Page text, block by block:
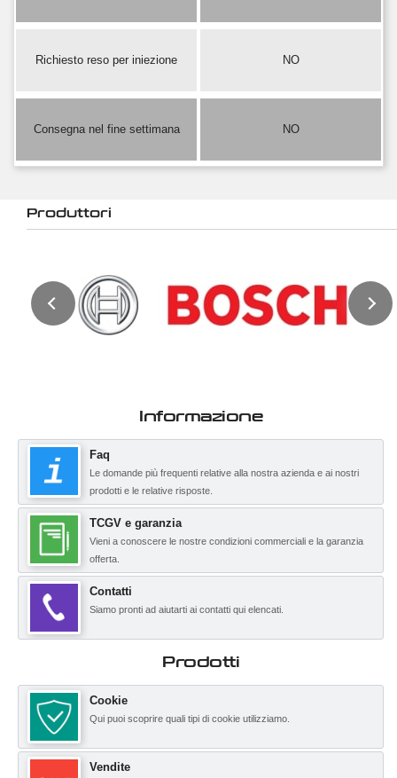
Richiesto reso per iniezione NO
Consegna nel fine settimana NO
Produttori
Informazione
Faq
Le domande più frequenti relative alla nostra azienda e ai nostri
prodotti e le relative risposte.
TCGV e garanzia
Vieni a conoscere le nostre condizioni commerciali e la garanzia
offerta.
Contatti
Siamo pronti ad aiutarti ai contatti qui elencati.
Prodotti
Cookie
Qui puoi scoprire quali tipi di cookie utilizziamo.
Vendite